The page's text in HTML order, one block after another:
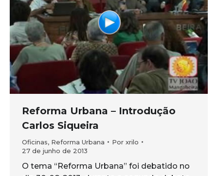
Reforma Urbana – Introdução
Carlos Siqueira
Oficinas, Reforma Urbana Por xrilo
27 de junho de 2013
O tema “Reforma Urbana” foi debatido no